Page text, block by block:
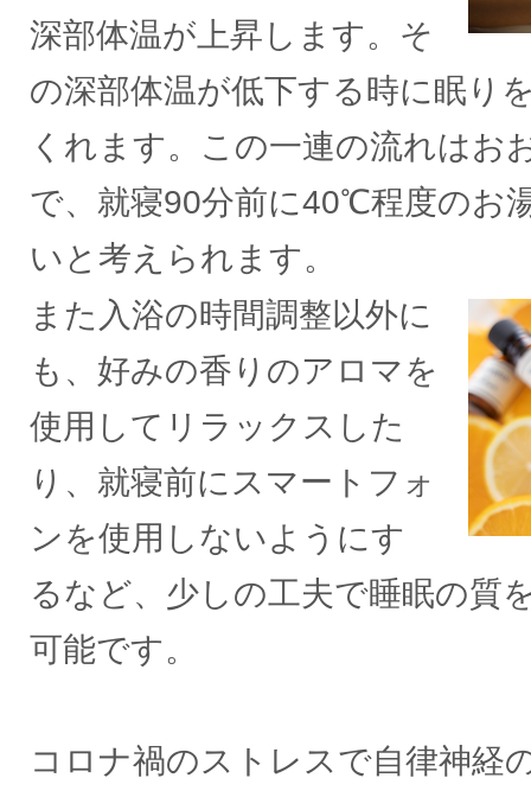
深部体温が上昇します。そ
の深部体温が低下する時に眠り
くれます。この一連の流れはお
で、就寝90分前に40℃程度のお
いと考えられます。
また入浴の時間調整以外に
も、好みの香りのアロマを
使用してリラックスした
り、就寝前にスマートフォ
ンを使用しないようにす
るなど、少しの工夫で睡眠の質
可能です。
コロナ禍のストレスで自律神経